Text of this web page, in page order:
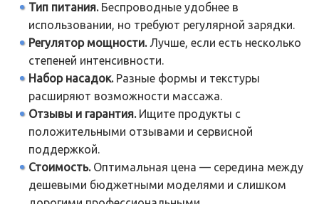
Тип питания.Беспроводные удобнее в
использовании, но требуют регулярной зарядки.
Регулятор мощности.Лучше, если есть несколько
степеней интенсивности.
Набор насадок.Разные формы и текстуры
расширяют возможности массажа.
Отзывы и гарантия.Ищите продукты с
положительными отзывами и сервисной
поддержкой.
Стоимость.Оптимальная цена — середина между
дешевыми бюджетными моделями и слишком